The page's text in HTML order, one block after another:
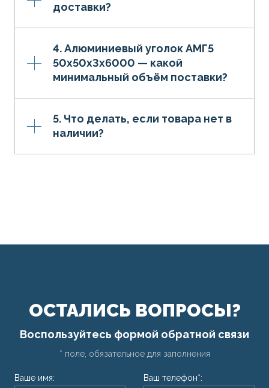
доставки?
4. Алюминиевый уголок АМГ5
50х50х3х6000 — какой
минимальный объём поставки?
5. Что делать, если товара нет в
наличии?
ОСТАЛИСЬ ВОПРОСЫ?
Воспользуйтесь формой обратной связи
* поле, обязательное для заполнения
Ваше имя: Ваш телефон*: